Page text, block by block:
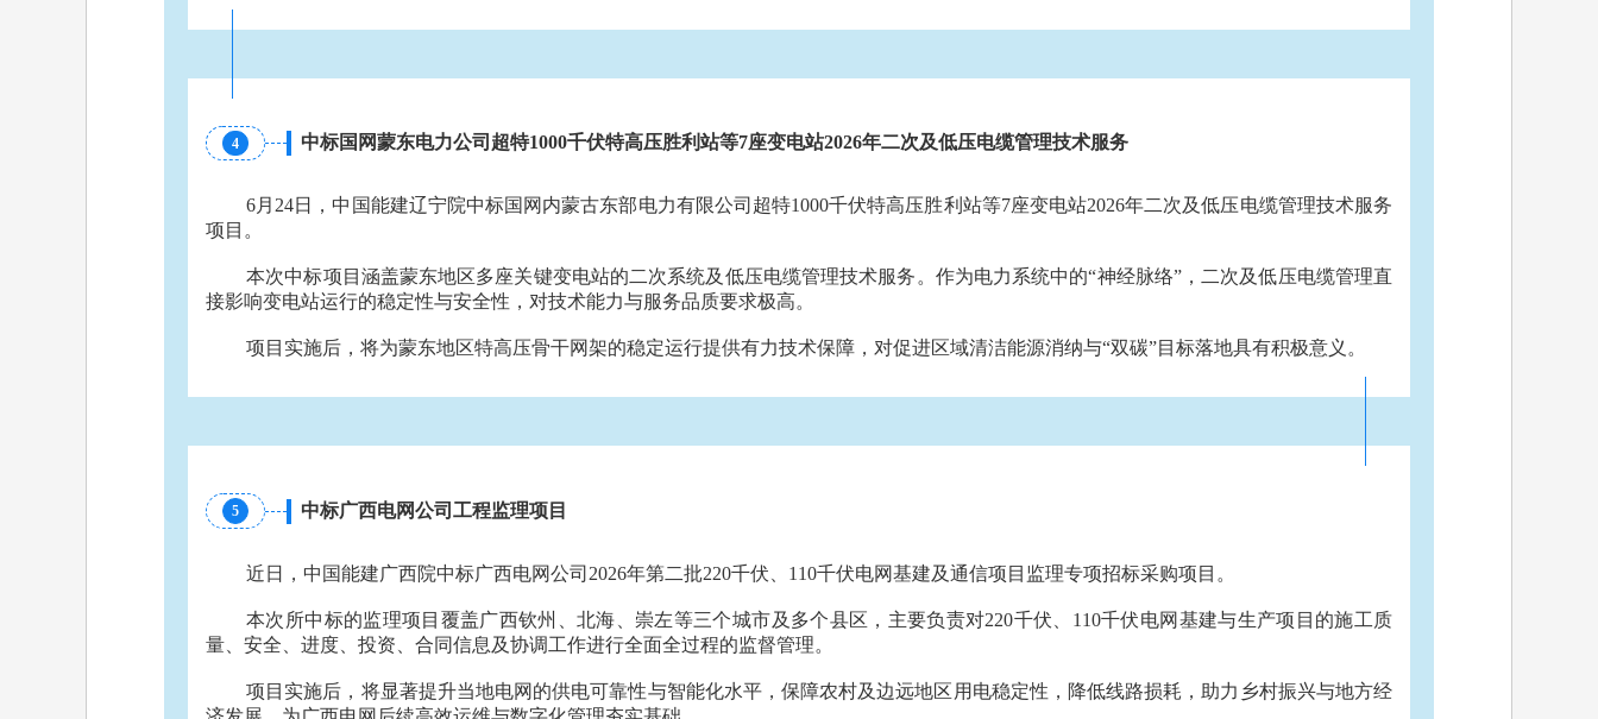
4 中标国网蒙东电力公司超特1000千伏特高压胜利站等7座变电站2026年二次及低压电缆管理技术服务
6月24日，中国能建辽宁院中标国网内蒙古东部电力有限公司 超特1000千伏特高压胜利站等7座变电站2026年二次及低压电缆管理技术服务
项目。
本次中标项目涵盖蒙东地区多座关键变电站的二次系统及低压电缆管理技术服务。作为电力系统中的“神经脉络”，二次及低压电缆管理直
接影响变电站运行的稳定性与安全性，对技术能力与服务品质要求极高。
项目实施后，将为蒙东地区特高压骨干网架的稳定运行提供有力技术保障，对促进区域清洁能源消纳与“双碳”目标落地具有积极意义。
5 中标广西电网公司工程监理项目
近日，中国能建广西院中标广西电网公司2026年第二批220千伏、110千伏电网基建及通信项目监理专项招标采购项目。
本次所中标的监理项目覆盖广西钦州、北海、崇左等三个城市及多个县区，主要负责对220千伏、110千伏电网基建与生产项目的施工质
量、安全、进度、投资、合同信息及协调工作进行全面全过程的监督管理。
项目实施后，将显著提升当地电网的供电可靠性与智能化水平，保障农村及边远地区用电稳定性，降低线路损耗，助力乡村振兴与地方经